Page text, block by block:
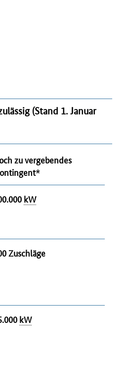
(Stand 1. Januar
zu vergebendes
kW
Zuschläge
kW